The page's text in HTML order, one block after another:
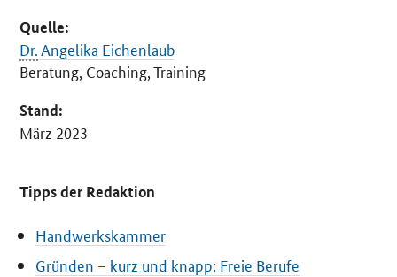
Quelle:
Dr.Angelika Eichenlaub
Beratung, Coaching, Training
Stand:
März 2023
Tipps der Redaktion
Handwerkskammer
Gründen – kurz und knapp: Freie Berufe